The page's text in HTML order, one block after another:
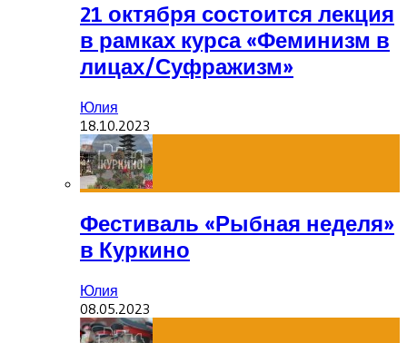
21 октября состоится лекция
в рамках курса «Феминизм в
лицах/Суфражизм»
Юлия
18.10.2023
Фестиваль «Рыбная неделя»
в Куркино
Юлия
08.05.2023